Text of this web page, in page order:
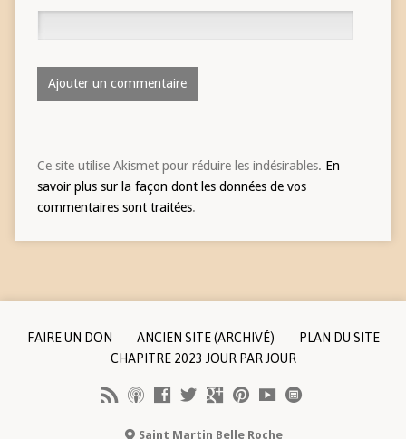
Ce site utilise Akismet pour réduire les indésirables. En
savoir plus sur la façon dont les données de vos
commentaires sont traitées.
FAIRE UN DON ANCIEN SITE (ARCHIVÉ)
PLAN DU SITE
CHAPITRE 2023 JOUR PAR JOUR
Saint Martin Belle Roche